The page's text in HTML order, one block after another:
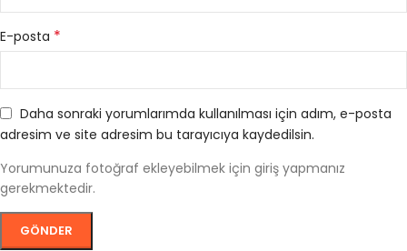
E-posta *
Daha sonraki yorumlarımda kullanılması için adım, e-posta
adresim ve site adresim bu tarayıcıya kaydedilsin.
Yorumunuza fotoğraf ekleyebilmek için giriş yapmanız
gerekmektedir.